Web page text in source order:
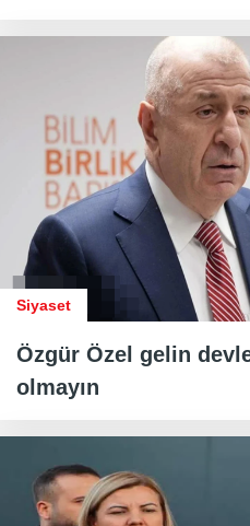
Siyaset
Özgür Özel gelin
olmayın